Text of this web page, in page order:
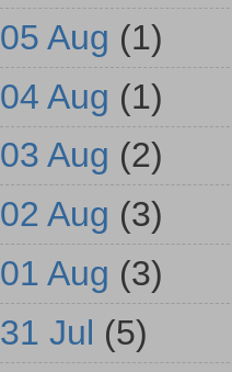
05 Aug (1)
04 Aug (1)
03 Aug (2)
02 Aug (3)
01 Aug (3)
31 Jul (5)